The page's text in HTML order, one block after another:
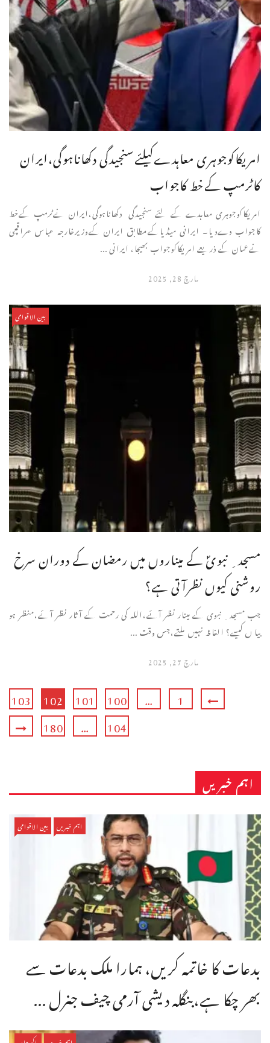
امریکاکوجوہری معاہدےکیلئےسنجیدگی دکھاناہوگی،ایران
کاٹرمپ کےخط کاجواب
امریکاکوجوہری معاہدے کے لئے سنجیدگی دکھاناہوگی،ایران نےٹرمپ کےخط
کاجواب دےدیا۔ ایرانی میڈیاکےمطابق ایران کےوزیرخارجہ عباس عراقچی
نےعمان کے ذریعے امریکاکوجواب بھیجا، ایرانی ...
مارچ 28, 2025
بین الاقوامی
مسجد ِ نبویؐ کے میناروں میں رمضان کے دوران سرخ
روشنی کیوں نظرآتی ہے؟
جب مسجد ِ نبوی کے مینار نظر آئے،اللہ کی رحمت کے آثار نظر آئے،منظر ہو
بیا ں کیسے؟ الفاظ نہیں ملتے،جس وقت ...
مارچ 27, 2025
1
…
100
101
102
103
104
…
180
اہم خبریں
اہم خبریں بین الاقوامی
بدعات کا خاتمہ کریں، ہمارا ملک بدعات سے
بھر چکا ہے،بنگله دیشی آرمی چیف جنرل ...